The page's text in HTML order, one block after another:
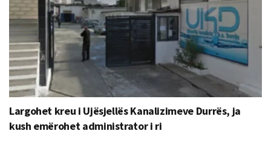
Largohet kreu i Ujësjellës Kanalizimeve Durrës, ja
kush emërohet administrator i ri